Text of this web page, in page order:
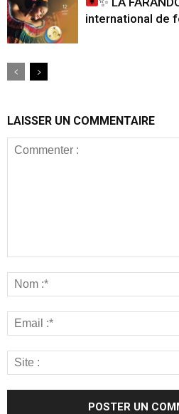
international de
LAISSER UN COMMENTAIRE